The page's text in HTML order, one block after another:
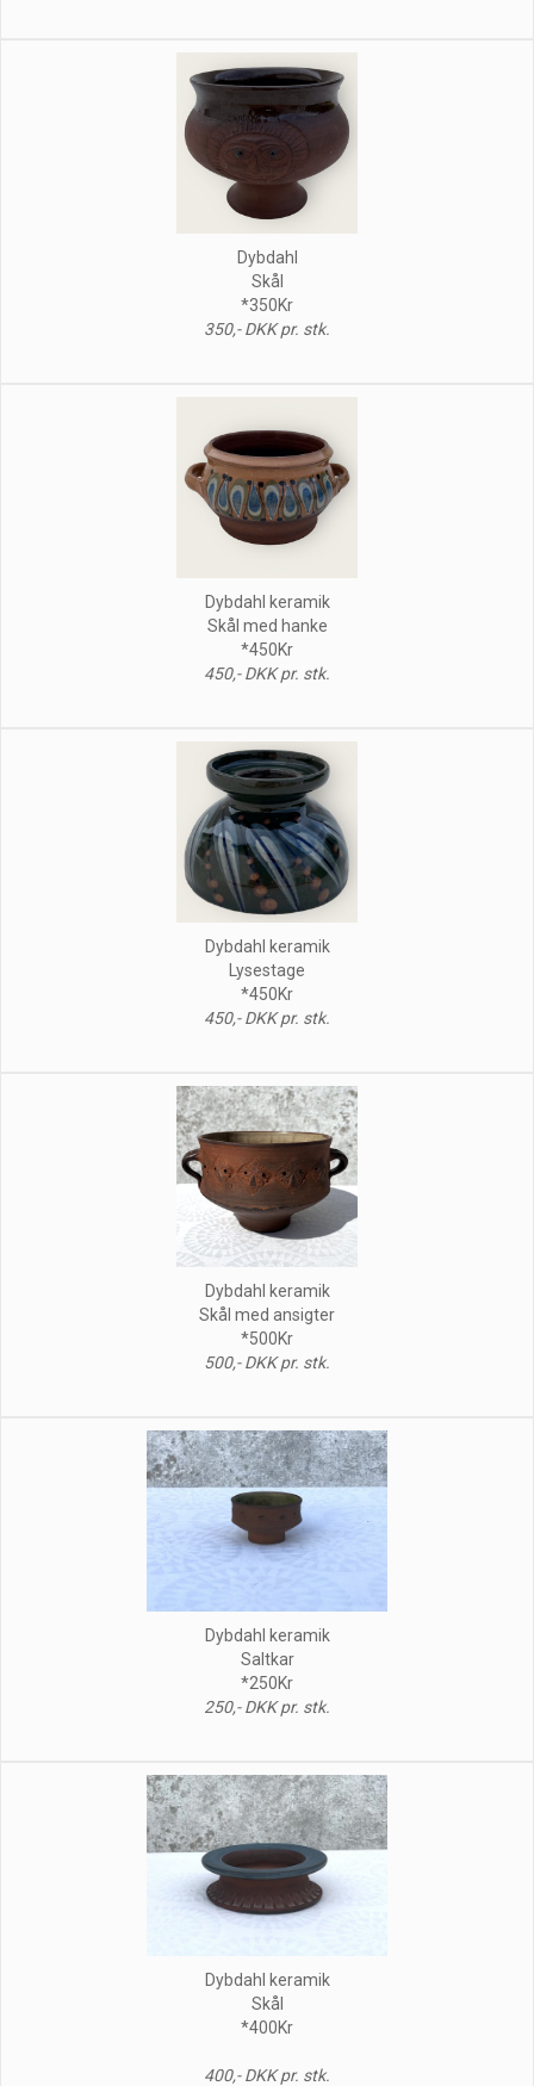
Dybdahl
Skål
*350Kr
350,- DKK pr. stk.
Dybdahl keramik
Skål med hanke
*450Kr
450,- DKK pr. stk.
Dybdahl keramik
Lysestage
*450Kr
450,- DKK pr. stk.
Dybdahl keramik
Skål med ansigter
*500Kr
500,- DKK pr. stk.
Dybdahl keramik
Saltkar
*250Kr
250,- DKK pr. stk.
Dybdahl keramik
Skål
*400Kr
400,- DKK pr. stk.